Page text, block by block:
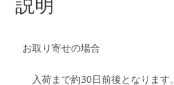
お取り寄せの場合
入荷まで約30日前後となります。